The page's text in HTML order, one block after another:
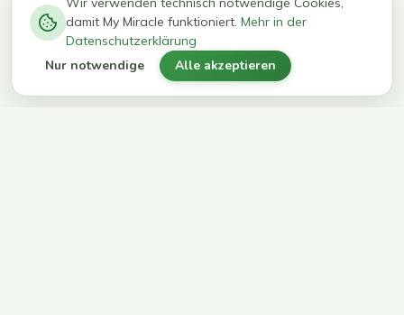
kg in 12
Wochen
erreichen
ihr Ziel
damit My Miracle funktioniert. Mehr in der
Datenschutzerklärung
Nur notwendige Alle akzeptieren